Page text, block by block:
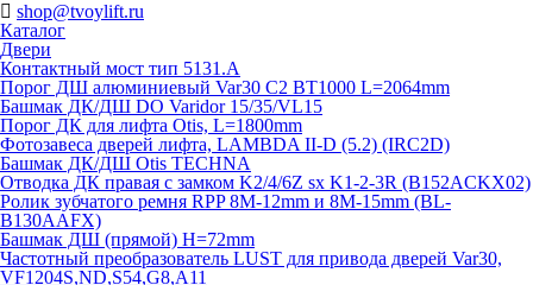
shop@tvoylift.ru
Каталог
Двери
Контактный мост тип 5131.A
Порог ДШ алюминиевый Var30 C2 BT1000 L=2064mm
Башмак ДК/ДШ DO Varidor 15/35/VL15
Порог ДК для лифта Otis, L=1800mm
Фотозавеса дверей лифта, LAMBDA II-D (5.2) (IRC2D)
Башмак ДК/ДШ Otis TECHNA
Отводка ДК правая с замком K2/4/6Z sx K1-2-3R (B152ACKX02)
Ролик зубчатого ремня RPP 8M-12mm и 8M-15mm (BL-
B130AAFX)
Башмак ДШ (прямой) H=72mm
Частотный преобразователь LUST для привода дверей Var30,
VF1204S,ND,S54,G8,A11